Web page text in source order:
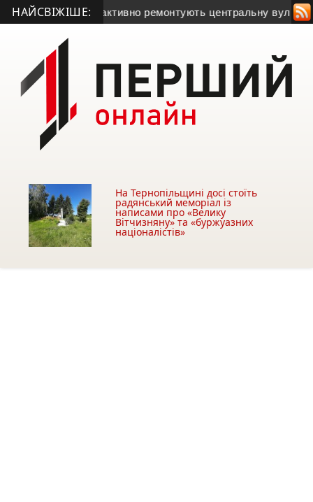
НАЙСВІЖІШЕ:
у Теребовлі активно ремонтують центральну вулицю
На Тернопільщині досі стоїть
радянський меморіал із
написами про «Велику
Вітчизняну» та «буржуазних
націоналістів»